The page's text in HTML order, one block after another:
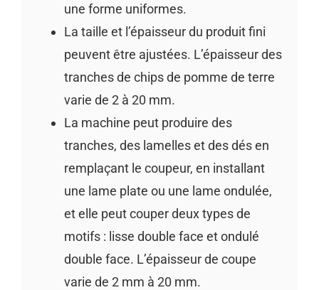
une forme uniformes.
La taille et l’épaisseur du produit fini
peuvent être ajustées. L’épaisseur des
tranches de chips de pomme de terre
varie de 2 à 20 mm.
La machine peut produire des
tranches, des lamelles et des dés en
remplaçant le coupeur, en installant
une lame plate ou une lame ondulée,
et elle peut couper deux types de
motifs : lisse double face et ondulé
double face. L’épaisseur de coupe
varie de 2 mm à 20 mm.